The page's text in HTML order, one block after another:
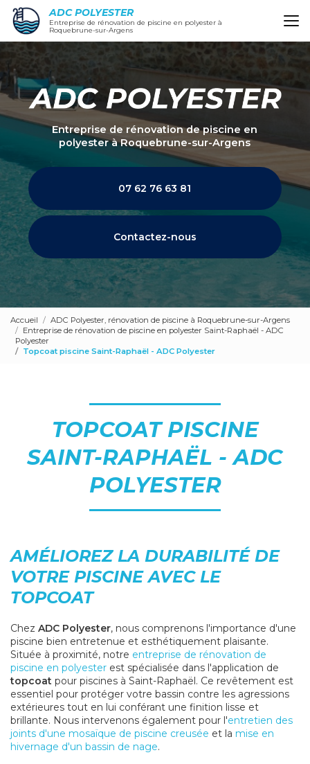
Aller
contenu
principal
ADC POLYESTER
Entreprise de rénovation de piscine en polyester à
Roquebrune-sur-Argens
Entreprise de rénovation de piscine en
polyesterà Roquebrune-sur-Argens
07 62 76 63 81
Contactez-nous
Accueil
ADC Polyester, rénovation de piscine à Roquebrune-sur-Argens
Entreprise de rénovation de piscine en polyester Saint-Raphaël - ADC
Polyester
Topcoat piscine Saint-Raphaël - ADC Polyester
TOPCOAT PISCINE
SAINT-RAPHAËL - ADC
POLYESTER
AMÉLIOREZ LA DURABILITÉ DE
VOTRE PISCINE AVEC LE
TOPCOAT
Chez ADC Polyester, nous comprenons l'importance d'une
piscine bien entretenue et esthétiquement plaisante.
Située à proximité, notre entreprise de rénovation de
piscine en polyester est spécialisée dans l'application de
topcoat pour piscines à Saint-Raphaël. Ce revêtement est
essentiel pour protéger votre bassin contre les agressions
extérieures tout en lui conférant une finition lisse et
brillante. Nous intervenons également pour l'entretien des
joints d'une mosaïque de piscine creusée et la mise en
hivernage d'un bassin de nage.